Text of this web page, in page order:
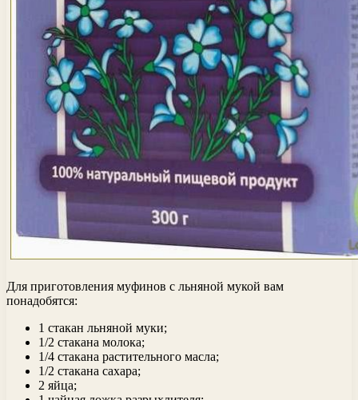
Для приготовления муфинов с льняной мукой вам
понадобятся:
1 стакан льняной муки;
1/2 стакана молока;
1/4 стакана растительного масла;
1/2 стакана сахара;
2 яйца;